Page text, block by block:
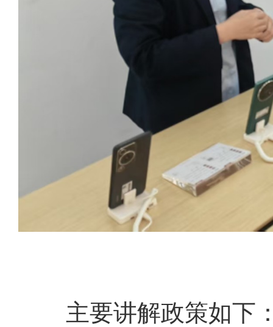
主要讲解政策如下